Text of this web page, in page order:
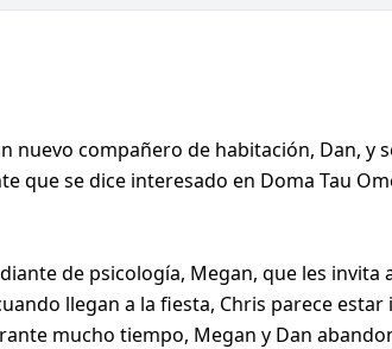
nuevo compañero de habitación, Dan, y
se dice interesado en Doma Tau
de psicología, Megan, que les invita
llegan a la fiesta, Chris parece
mucho tiempo, Megan y Dan